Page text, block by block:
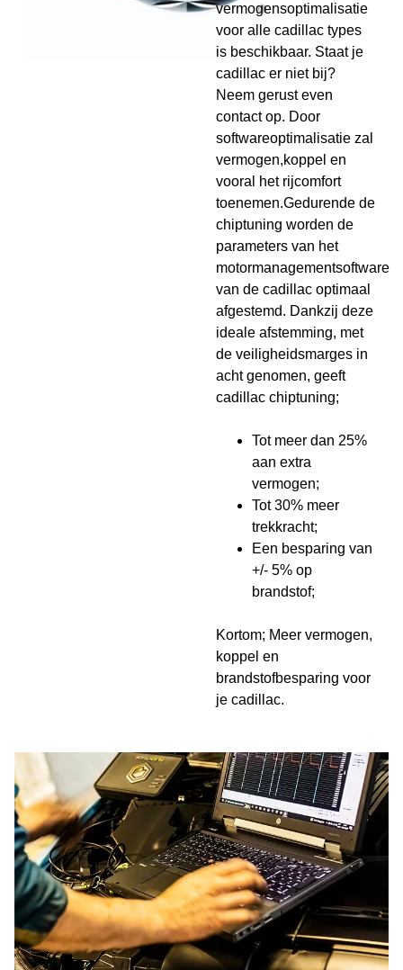
vermogensoptimalisatie
voor alle cadillac types
is beschikbaar. Staat je
cadillac er niet bij?
Neem gerust even
contact op. Door
softwareoptimalisatie zal
vermogen,koppel en
vooral het rijcomfort
toenemen.Gedurende de
chiptuning worden de
parameters van het
motormanagementsoftware
van de cadillac optimaal
afgestemd. Dankzij deze
ideale afstemming, met
de veiligheidsmarges in
acht genomen, geeft
cadillac chiptuning;
Tot meer dan 25%
aan extra
vermogen;
Tot 30% meer
trekkracht;
Een besparing van
+/- 5% op
brandstof;
Kortom; Meer vermogen,
koppel en
brandstofbesparing voor
je cadillac.